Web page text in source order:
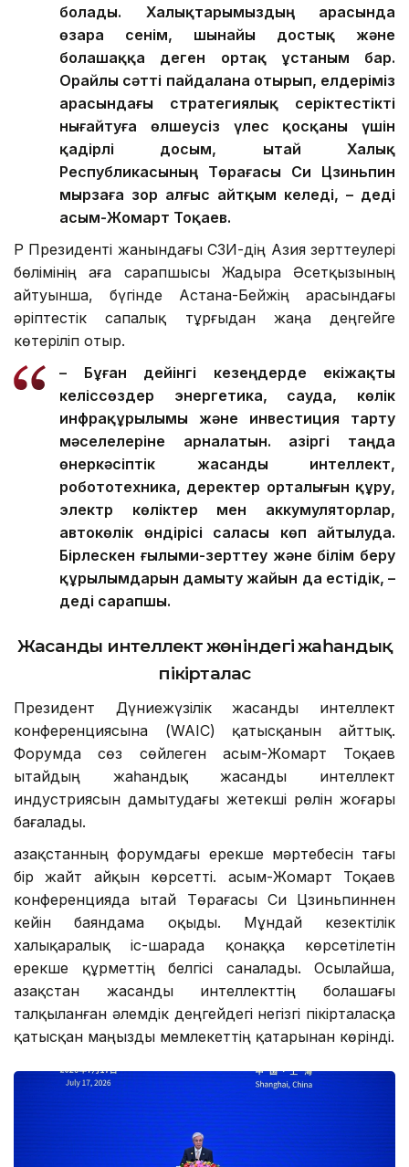
болады. Халықтарымыздың арасында
өзара сенім, шынайы достық және
болашаққа деген ортақ ұстаным бар.
Орайлы сәтті пайдалана отырып, елдеріміз
арасындағы стратегиялық серіктестікті
нығайтуға өлшеусіз үлес қосқаны үшін
қадірлі досым, Қытай Халық
Республикасының Төрағасы Си Цзиньпин
мырзаға зор алғыс айтқым келеді, – деді
Қасым-Жомарт Тоқаев.
ҚР Президенті жанындағы ҚСЗИ-дің Азия зерттеулері
бөлімінің аға сарапшысы Жадыра Әсетқызының
айтуынша, бүгінде Астана-Бейжің арасындағы
әріптестік сапалық тұрғыдан жаңа деңгейге
көтеріліп отыр.
– Бұған дейінгі кезеңдерде екіжақты
келіссөздер энергетика, сауда, көлік
инфрақұрылымы және инвестиция тарту
мәселелеріне арналатын. Қазіргі таңда
өнеркәсіптік жасанды интеллект,
робототехника, деректер орталығын құру,
электр көліктер мен аккумуляторлар,
автокөлік өндірісі саласы көп айтылуда.
Бірлескен ғылыми-зерттеу және білім беру
құрылымдарын дамыту жайын да естідік, –
деді сарапшы.
Жасанды интеллект жөніндегі жаһандық
пікірталас
Президент Дүниежүзілік жасанды интеллект
конференциясына (WAIC) қатысқанын айттық.
Форумда сөз сөйлеген Қасым-Жомарт Тоқаев
Қытайдың жаһандық жасанды интеллект
индустриясын дамытудағы жетекші рөлін жоғары
бағалады.
Қазақстанның форумдағы ерекше мәртебесін тағы
бір жайт айқын көрсетті. Қасым-Жомарт Тоқаев
конференцияда Қытай Төрағасы Си Цзиньпиннен
кейін баяндама оқыды. Мұндай кезектілік
халықаралық іс-шарада қонаққа көрсетілетін
ерекше құрметтің белгісі саналады. Осылайша,
Қазақстан жасанды интеллекттің болашағы
талқыланған әлемдік деңгейдегі негізгі пікірталасқа
қатысқан маңызды мемлекеттің қатарынан көрінді.